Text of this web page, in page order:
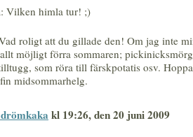
Vilken himla tur! ;)
roligt att du gillade den! Om jag inte
möjligt förra sommaren;
som röra till färskpotatis osv.
midsommarhelg.
kl 19:26, den 20 juni 2009